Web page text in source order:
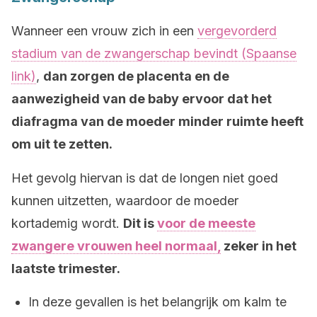
Wanneer een vrouw zich in een vergevorderd
stadium van de zwangerschap bevindt (Spaanse
link), dan zorgen de placenta en de
aanwezigheid van de baby ervoor dat het
diafragma van de moeder minder ruimte heeft
om uit te zetten.
Het gevolg hiervan is dat de longen niet goed
kunnen uitzetten, waardoor de moeder
kortademig wordt. Dit isvoor de meeste
zwangere vrouwen heel normaal, zeker in het
laatste trimester.
In deze gevallen is het belangrijk om kalm te